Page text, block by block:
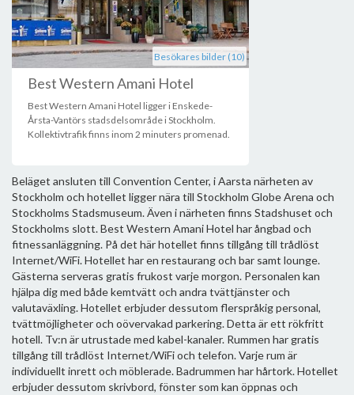
Besökares bilder (10)
Best Western Amani Hotel
Best Western Amani Hotel ligger i Enskede-
Årsta-Vantörs stadsdelsområde i Stockholm.
Kollektivtrafik finns inom 2 minuters promenad.
Beläget ansluten till Convention Center, i Aarsta närheten av
Stockholm och hotellet ligger nära till Stockholm Globe Arena och
Stockholms Stadsmuseum. Även i närheten finns Stadshuset och
Stockholms slott. Best Western Amani Hotel har ångbad och
fitnessanläggning. På det här hotellet finns tillgång till trådlöst
Internet/WiFi. Hotellet har en restaurang och bar samt lounge.
Gästerna serveras gratis frukost varje morgon. Personalen kan
hjälpa dig med både kemtvätt och andra tvättjänster och
valutaväxling. Hotellet erbjuder dessutom flerspråkig personal,
tvättmöjligheter och oövervakad parkering. Detta är ett rökfritt
hotell. Tv:n är utrustade med kabel-kanaler. Rummen har gratis
tillgång till trådlöst Internet/WiFi och telefon. Varje rum är
individuellt inrett och möblerade. Badrummen har hårtork. Hotellet
erbjuder dessutom skrivbord, fönster som kan öppnas och